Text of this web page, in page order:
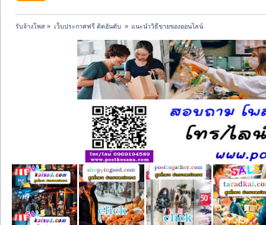
รับจ้างโพส » เว็บประกาศฟรี ติดอันดับ » แนะนำวิธีขายของออนไลน์